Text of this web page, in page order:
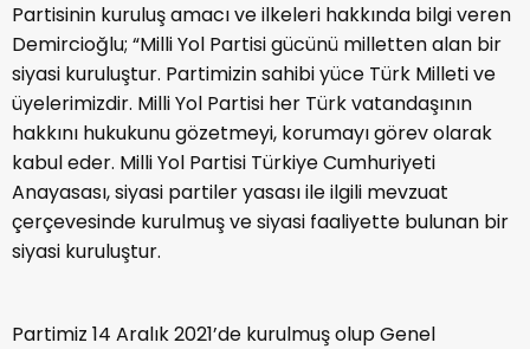
Partisinin kuruluş amacı ve ilkeleri hakkında bilgi veren
Demircioğlu; “Milli Yol Partisi gücünü milletten alan bir
siyasi kuruluştur. Partimizin sahibi yüce Türk Milleti ve
üyelerimizdir. Milli Yol Partisi her Türk vatandaşının
hakkını hukukunu gözetmeyi, korumayı görev olarak
kabul eder. Milli Yol Partisi Türkiye Cumhuriyeti
Anayasası, siyasi partiler yasası ile ilgili mevzuat
çerçevesinde kurulmuş ve siyasi faaliyette bulunan bir
siyasi kuruluştur.
Partimiz 14 Aralık 2021’de kurulmuş olup Genel